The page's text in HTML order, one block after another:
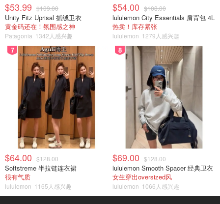
$53.99 $109.00
Unity Fitz Uprisal 抓绒卫衣
黄金码还在！氛围感之神
Patagonia 1342人感兴趣
$54.00 $108.00
lululemon City Essentials 肩背包 4L
热卖！库存紧张
lululemon 1279人感兴趣
7
$64.00 $128.00
Softstreme 半拉链连衣裙
很有气质
lululemon 1165人感兴趣
8
$69.00 $128.00
lululemon Smooth Spacer 经典卫衣
女生穿出oversized风
lululemon 1066人感兴趣